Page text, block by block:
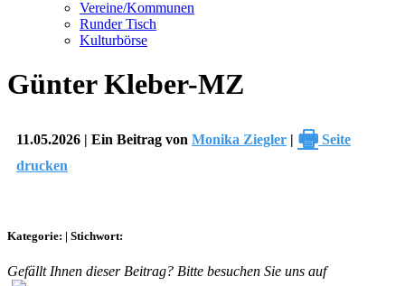
Vereine/Kommunen
Runder Tisch
Kulturbörse
Günter Kleber-MZ
11.05.2026 | Ein Beitrag von Monika Ziegler | 🖶 Seite
drucken
Kategorie: | Stichwort:
Gefällt Ihnen dieser Beitrag? Bitte besuchen Sie uns auf